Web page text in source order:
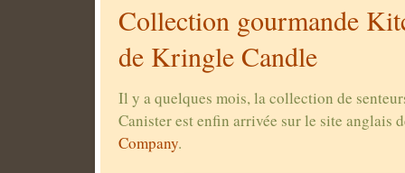
Collection gourmande
de Kringle Candle
Il y a quelques mois, la collection de
Canister est enfin arrivée sur le site anglais
Company.